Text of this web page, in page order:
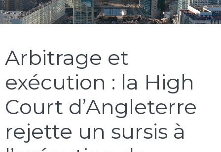
Arbitrage et
exécution : la High
Court d’Angleterre
rejette un sursis à